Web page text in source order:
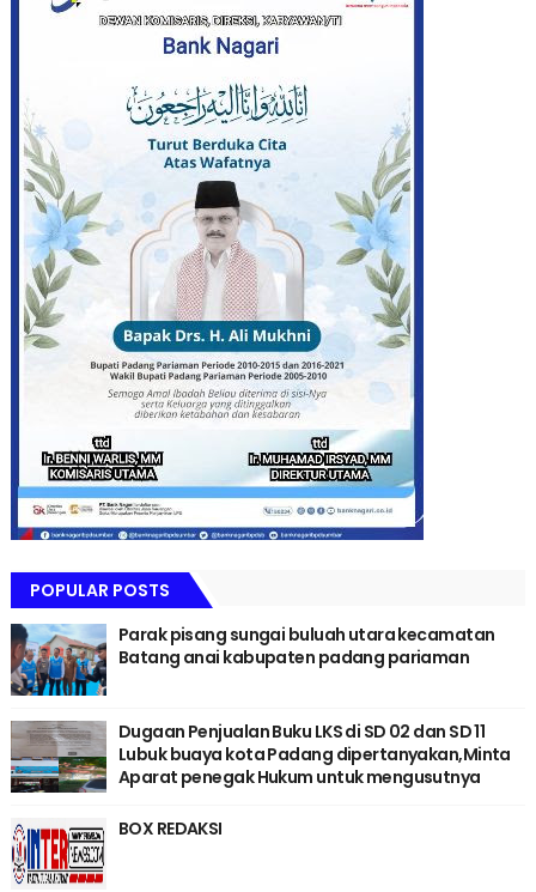
POPULAR POSTS
Parak pisang sungai buluah utara kecamatan
Batang anai kabupaten padang pariaman
Dugaan Penjualan Buku LKS di SD 02 dan SD 11
Lubuk buaya kota Padang dipertanyakan,Minta
Aparat penegak Hukum untuk mengusutnya
BOX REDAKSI